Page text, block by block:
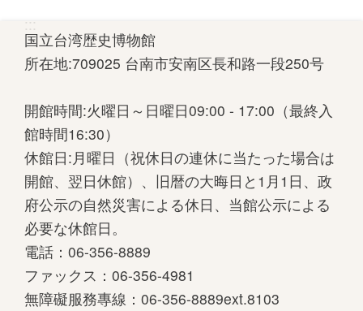
:::
国立台湾歴史博物館
所在地:709025 台南市安南区長和路一段250号
開館時間:火曜日～日曜日09:00 - 17:00（最終入
館時間16:30）
休館日:月曜日（祝休日の連休に当たった場合は
開館、翌日休館）、旧暦の大晦日と1月1日、政
府公示の自然災害による休日、当館公示による
必要な休館日。
電話：06-356-8889
ファックス：06-356-4981
無障礙服務專線：06-356-8889ext.8103